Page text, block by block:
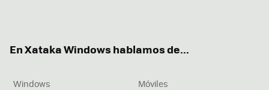
En Xataka Windows hablamos de...
Windows
Móviles